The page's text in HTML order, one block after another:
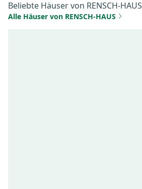
Beliebte Häuser von RENSCH-HAUS
Alle Häuser von RENSCH-HAUS